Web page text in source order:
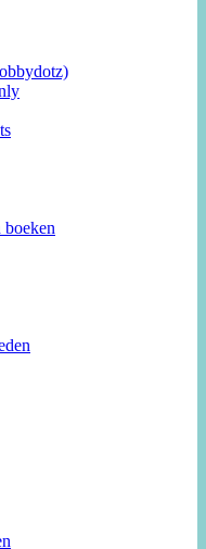
boeken